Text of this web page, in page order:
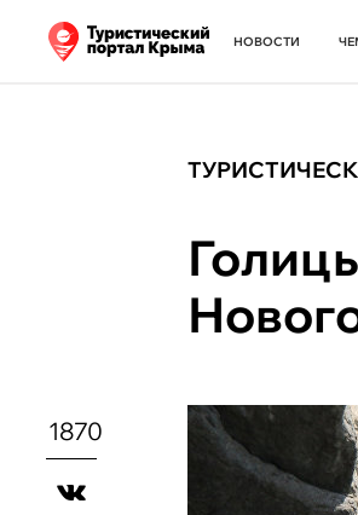
НОВОСТИ
1870